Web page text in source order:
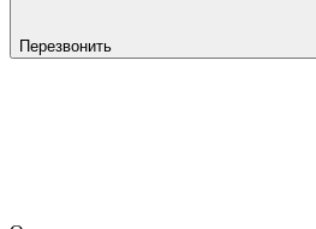
Перезвонить